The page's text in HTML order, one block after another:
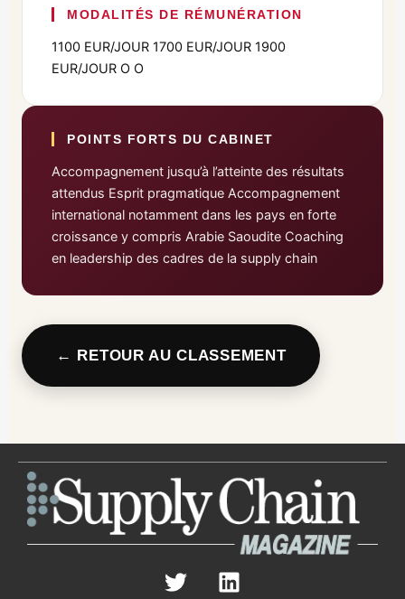
MODALITÉS DE RÉMUNÉRATION
1100 EUR/JOUR 1700 EUR/JOUR 1900
EUR/JOUR O O
POINTS FORTS DU CABINET
Accompagnement jusqu’à l’atteinte des résultats
attendus Esprit pragmatique Accompagnement
international notamment dans les pays en forte
croissance y compris Arabie Saoudite Coaching
en leadership des cadres de la supply chain
← RETOUR AU CLASSEMENT